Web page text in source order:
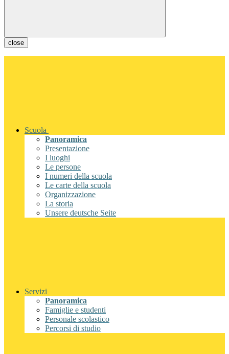
close
Scuola
Panoramica
Presentazione
I luoghi
Le persone
I numeri della scuola
Le carte della scuola
Organizzazione
La storia
Unsere deutsche Seite
Servizi
Panoramica
Famiglie e studenti
Personale scolastico
Percorsi di studio